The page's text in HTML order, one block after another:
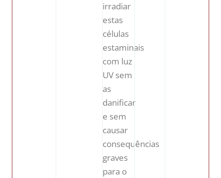
irradiar
estas
células
estaminais
com luz
UV sem
as
danificar
e sem
causar
consequências
graves
para o